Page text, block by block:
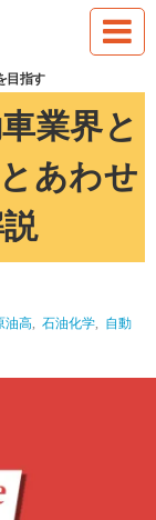
目指す
との関係を最新情勢と
業界と
あわせ
油高 石油化学
自動